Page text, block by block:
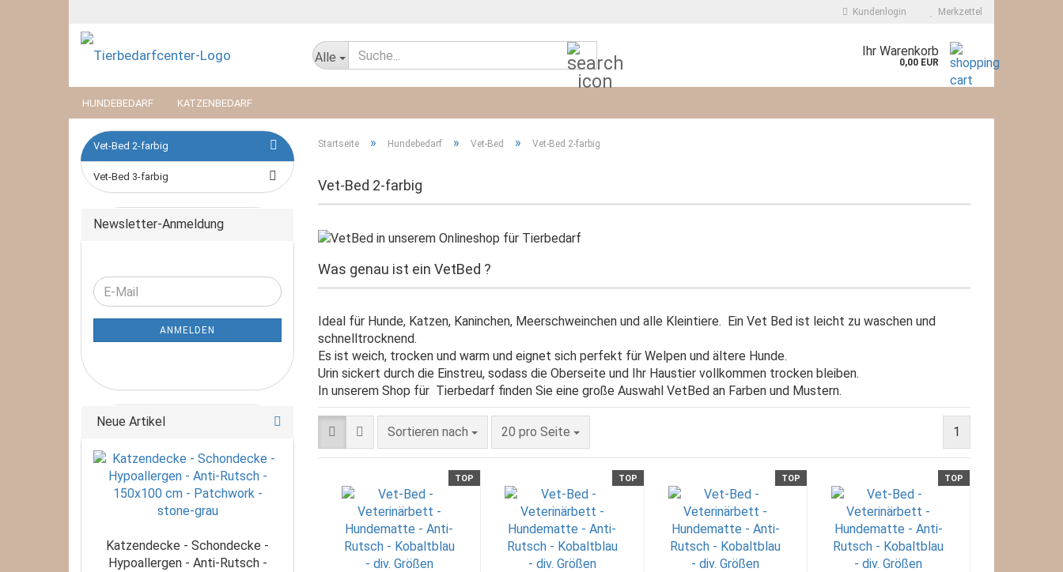
Kundenlogin Merkzettel
Alle Ihr Warenkorb
0,00 EUR
HUNDEBEDARF KATZENBEDARF
Startseite » Hundebedarf » Vet-Bed » Vet-Bed 2-farbig
Vet-Bed 2-farbig
Was genau ist ein VetBed ?
Ideal für Hunde, Katzen, Kaninchen, Meerschweinchen und alle Kleintiere. Ein Vet Bed ist leicht zu waschen und
schnelltrocknend.
Es ist weich, trocken und warm und eignet sich perfekt für Welpen und ältere Hunde.
Urin sickert durch die Einstreu, sodass die Oberseite und Ihr Haustier vollkommen trocken bleiben.
In unserem Shop für Tierbedarf finden Sie eine große Auswahl VetBed an Farben und Mustern.
Sortieren nach
Sortieren nach 20 pro Seite
pro Seite 1
TOP TOP TOP TOP
Vet-Bed 2-farbig
Vet-Bed 3-farbig
Newsletter-Anmeldung
WEITER
ZUR
NEWSLETTER-
ANMELDUNG
E-
Mail
ANMELDEN
Neue Artikel
Katzendecke - Schondecke -
Hypoallergen - Anti-Rutsch -